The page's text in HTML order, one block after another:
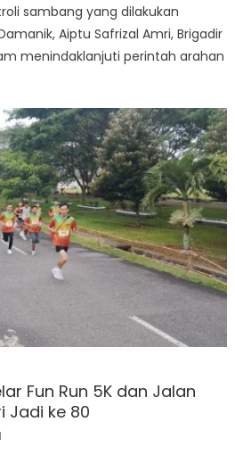
sambang yang dilakukan
Aiptu Safrizal Amri, Brigadir
menindaklanjuti perintah arahan
Fun Run 5K dan Jalan
Jadi ke 80